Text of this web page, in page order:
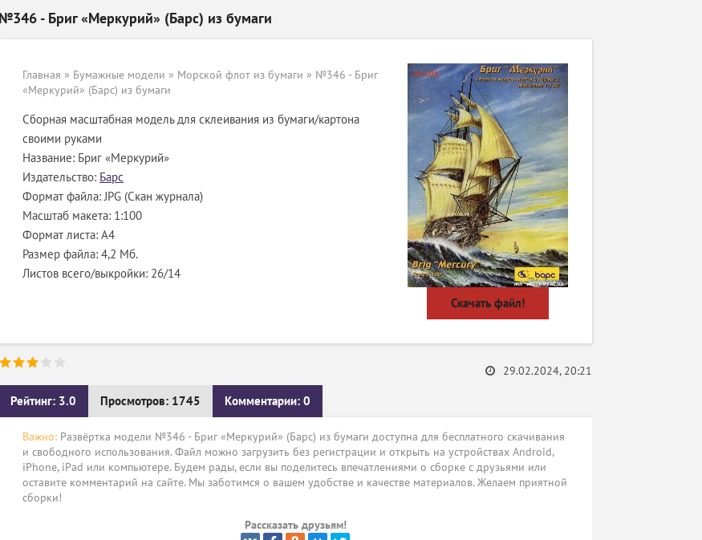
№346 - Бриг «Меркурий» (Барс) из бумаги
Главная » Бумажные модели » Морской флот из бумаги » №346 - Бриг
«Меркурий» (Барс) из бумаги
Сборная масштабная модель для склеивания из бумаги/картона
своими руками
Название: Бриг «Меркурий»
Издательство: Барс
Формат файла: JPG (Скан журнала)
Масштаб макета: 1:100
Формат листа: А4
Размер файла: 4,2 Мб.
Листов всего/выкройки: 26/14
Скачать файл!
Рейтинг: 3.0 Просмотров: 1745 Комментарии: 0
29.02.2024, 20:21
Важно: Развёртка модели №346 - Бриг «Меркурий» (Барс) из бумаги доступна для бесплатного скачивания
и свободного использования. Файл можно загрузить без регистрации и открыть на устройствах Android,
iPhone, iPad или компьютере. Будем рады, если вы поделитесь впечатлениями о сборке с друзьями или
оставите комментарий на сайте. Мы заботимся о вашем удобстве и качестве материалов. Желаем приятной
сборки!
Рассказать друзьям!